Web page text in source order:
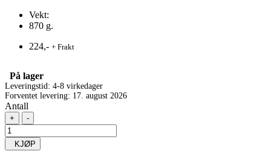
Vekt:
870 g.
224,- + Frakt
På lager
Leveringstid: 4-8 virkedager
Forventet levering: 17. august 2026
Antall
+ -
KJØP